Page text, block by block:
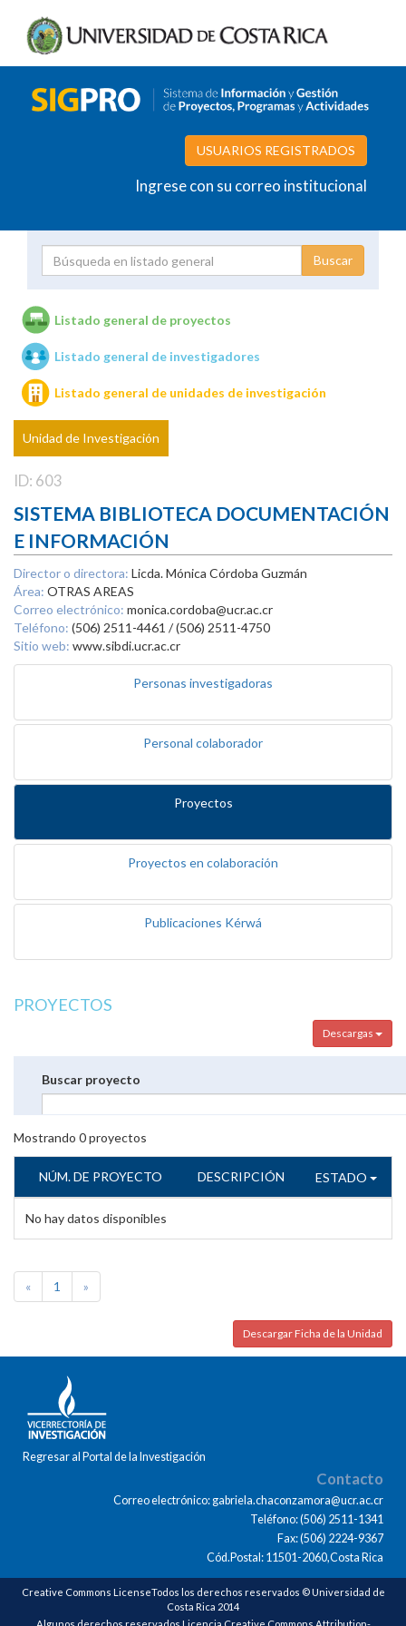
USUARIOS REGISTRADOS
Ingrese con su correo institucional
Unidades de investigación
Listado general de proyectos
Listado general de investigadores
Listado general de unidades de investigación
Unidad de Investigación
ID: 603
SISTEMA BIBLIOTECA DOCUMENTACIÓN
E INFORMACIÓN
Director o directora: Licda. Mónica Córdoba Guzmán
Área: OTRAS AREAS
Correo electrónico: monica.cordoba@ucr.ac.cr
Teléfono: (506) 2511-4461 / (506) 2511-4750
Sitio web: www.sibdi.ucr.ac.cr
Personas investigadoras
Personal colaborador
Proyectos
Proyectos en colaboración
Publicaciones Kérwá
PROYECTOS
Descargas
Buscar proyecto
Mostrando 0proyectos
NÚM. DE PROYECTO DESCRIPCIÓN ESTADO
No hay datos disponibles
« 1 »
Descargar Ficha de la Unidad
Regresar al Portal de la Investigación
Contacto
Correo electrónico: gabriela.chaconzamora@ucr.ac.cr
Teléfono: (506) 2511-1341
Fax: (506) 2224-9367
Cód.Postal: 11501-2060,Costa Rica
Creative Commons LicenseTodos los derechos reservados © Universidad de
Costa Rica 2014